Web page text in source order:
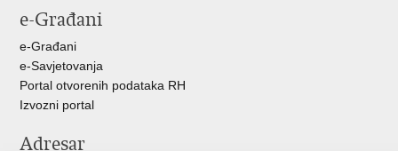
e-Građani
e-Građani
e-Savjetovanja
Portal otvorenih podataka RH
Izvozni portal
Adresar